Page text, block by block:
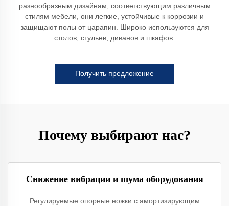
разнообразным дизайнам, соответствующим различным
стилям мебели, они легкие, устойчивые к коррозии и
защищают полы от царапин. Широко используются для
столов, стульев, диванов и шкафов.
Получить предложение
Почему выбирают нас?
Снижение вибрации и шума оборудования
Регулируемые опорные ножки с амортизирующим